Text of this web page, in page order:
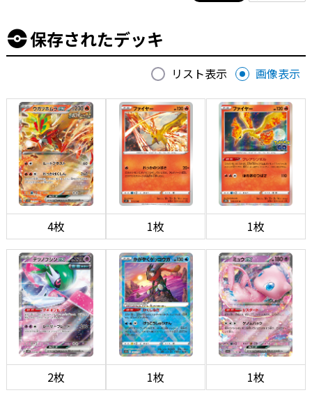
保存されたデッキ
リスト表示 画像表示
4枚 1枚 1枚
2枚 1枚 1枚